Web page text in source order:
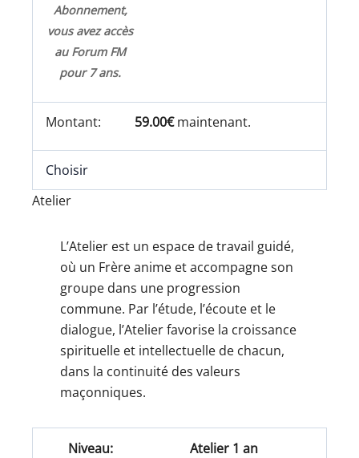
Abonnement,
vous avez accès
au Forum FM
pour 7 ans.
59.00€maintenant.
Choisir
Atelier
L’Atelier est un espace de travail guidé,
où un Frère anime et accompagne son
groupe dans une progression
commune. Par l’étude, l’écoute et le
dialogue, l’Atelier favorise la croissance
spirituelle et intellectuelle de chacun,
dans la continuité des valeurs
maçonniques.
Atelier 1 an